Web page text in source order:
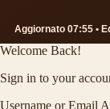
Aggiornato 07:55 •
Welcome Back!
Sign in to your
Username or Email